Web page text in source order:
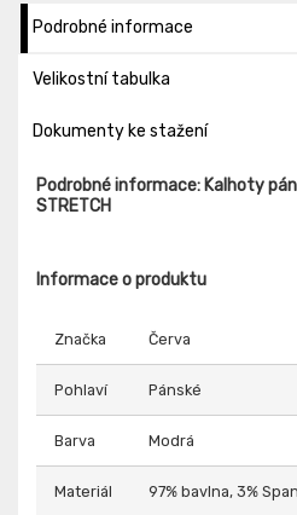
Podrobné informace
Velikostní tabulka
Dokumenty ke stažení
Podrobné informace: Kalhoty
STRETCH
Informace o produktu
Značka Červa
Pohlaví Pánské
Barva Modrá
Materiál 97% bavlna, 3%